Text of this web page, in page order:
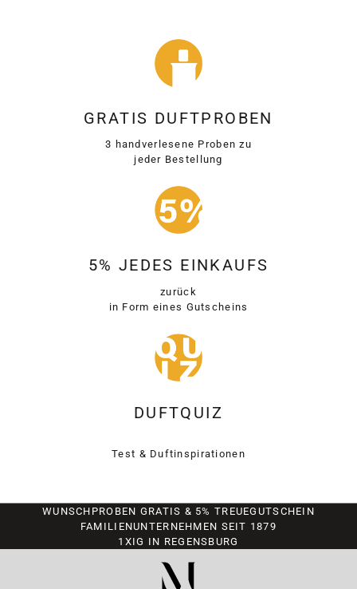
GRATIS DUFTPROBEN
3 handverlesene Proben zu
jeder Bestellung
5% JEDES EINKAUFS
zurück
in Form eines Gutscheins
DUFTQUIZ
Test & Duftinspirationen
WUNSCHPROBEN GRATIS & 5% TREUEGUTSCHEIN
FAMILIENUNTERNEHMEN SEIT 1879
1XIG IN REGENSBURG